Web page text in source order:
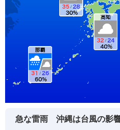
急な雷雨 沖縄は台風の影